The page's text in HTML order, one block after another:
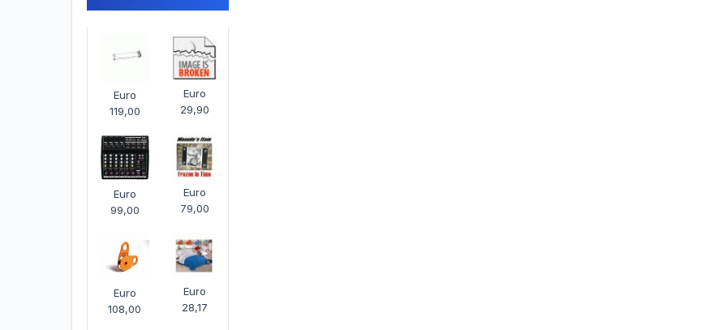
Euro
119,00
Euro
29,90
Euro
99,00
Euro
79,00
Euro
108,00
Euro
28,17